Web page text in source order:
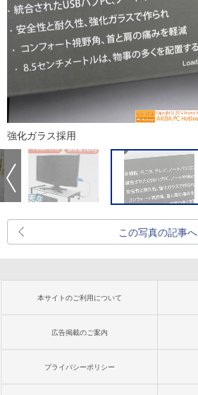
強化ガラス採用
この写真の記事へ
本サイトのご利用について
広告掲載のご案内
プライバシーポリシー